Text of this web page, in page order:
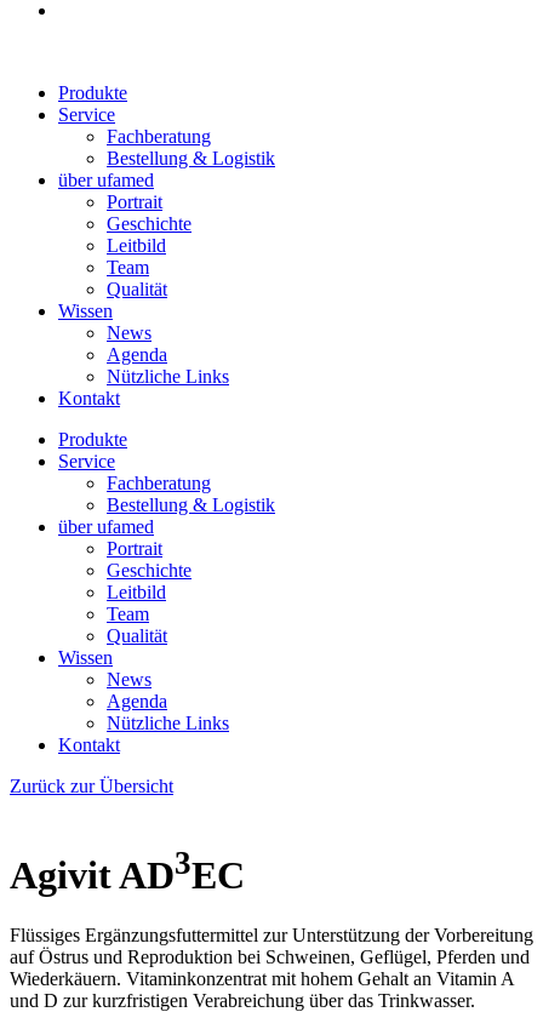
Produkte
Service
Fachberatung
Bestellung & Logistik
über ufamed
Portrait
Geschichte
Leitbild
Team
Qualität
Wissen
News
Agenda
Nützliche Links
Kontakt
Produkte
Service
Fachberatung
Bestellung & Logistik
über ufamed
Portrait
Geschichte
Leitbild
Team
Qualität
Wissen
News
Agenda
Nützliche Links
Kontakt
Zurück zur Übersicht
Agivit AD3EC
Flüssiges Ergänzungsfuttermittel zur Unterstützung der Vorbereitung
auf Östrus und Reproduktion bei Schweinen, Geflügel, Pferden und
Wiederkäuern. Vitaminkonzentrat mit hohem Gehalt an Vitamin A
und D zur kurzfristigen Verabreichung über das Trinkwasser.